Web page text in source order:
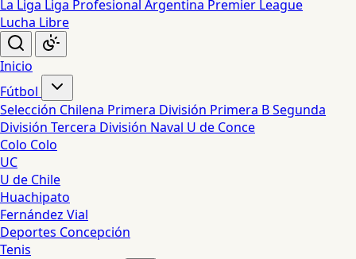
La Liga Liga Profesional Argentina Premier League
Lucha Libre
Inicio
Fútbol
Selección Chilena Primera División Primera BSegunda
División Tercera División Naval U de Conce
Colo Colo
UC
U de Chile
Huachipato
Fernández Vial
Deportes Concepción
Tenis